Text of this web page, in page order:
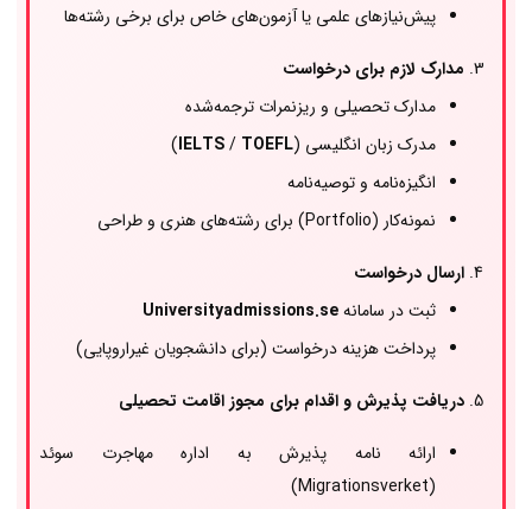
پیش‌نیازهای علمی یا آزمون‌های خاص برای برخی رشته‌ها
مدارک لازم برای درخواست
مدارک تحصیلی و ریزنمرات ترجمه‌شده
مدرک زبان انگلیسی (
IELTS/ TOEFL
)
انگیزه‌نامه و توصیه‌نامه
نمونه‌کار (Portfolio) برای رشته‌های هنری و طراحی
ارسال درخواست
ثبت در سامانهUniversityadmissions.se
پرداخت هزینه درخواست (برای دانشجویان غیراروپایی)
دریافت پذیرش و اقدام برای مجوز اقامت تحصیلی
ارائه نامه پذیرش به اداره مهاجرت سوئد
(Migrationsverket)